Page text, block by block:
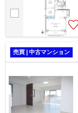
売買 | 中古マンション